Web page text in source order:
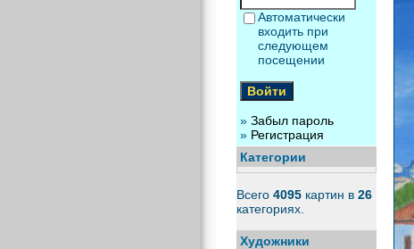
Автоматически
входить при
следующем
посещении
» Забыл пароль
» Регистрация
Категории
Всего 4095 картин в 26
категориях.
Художники